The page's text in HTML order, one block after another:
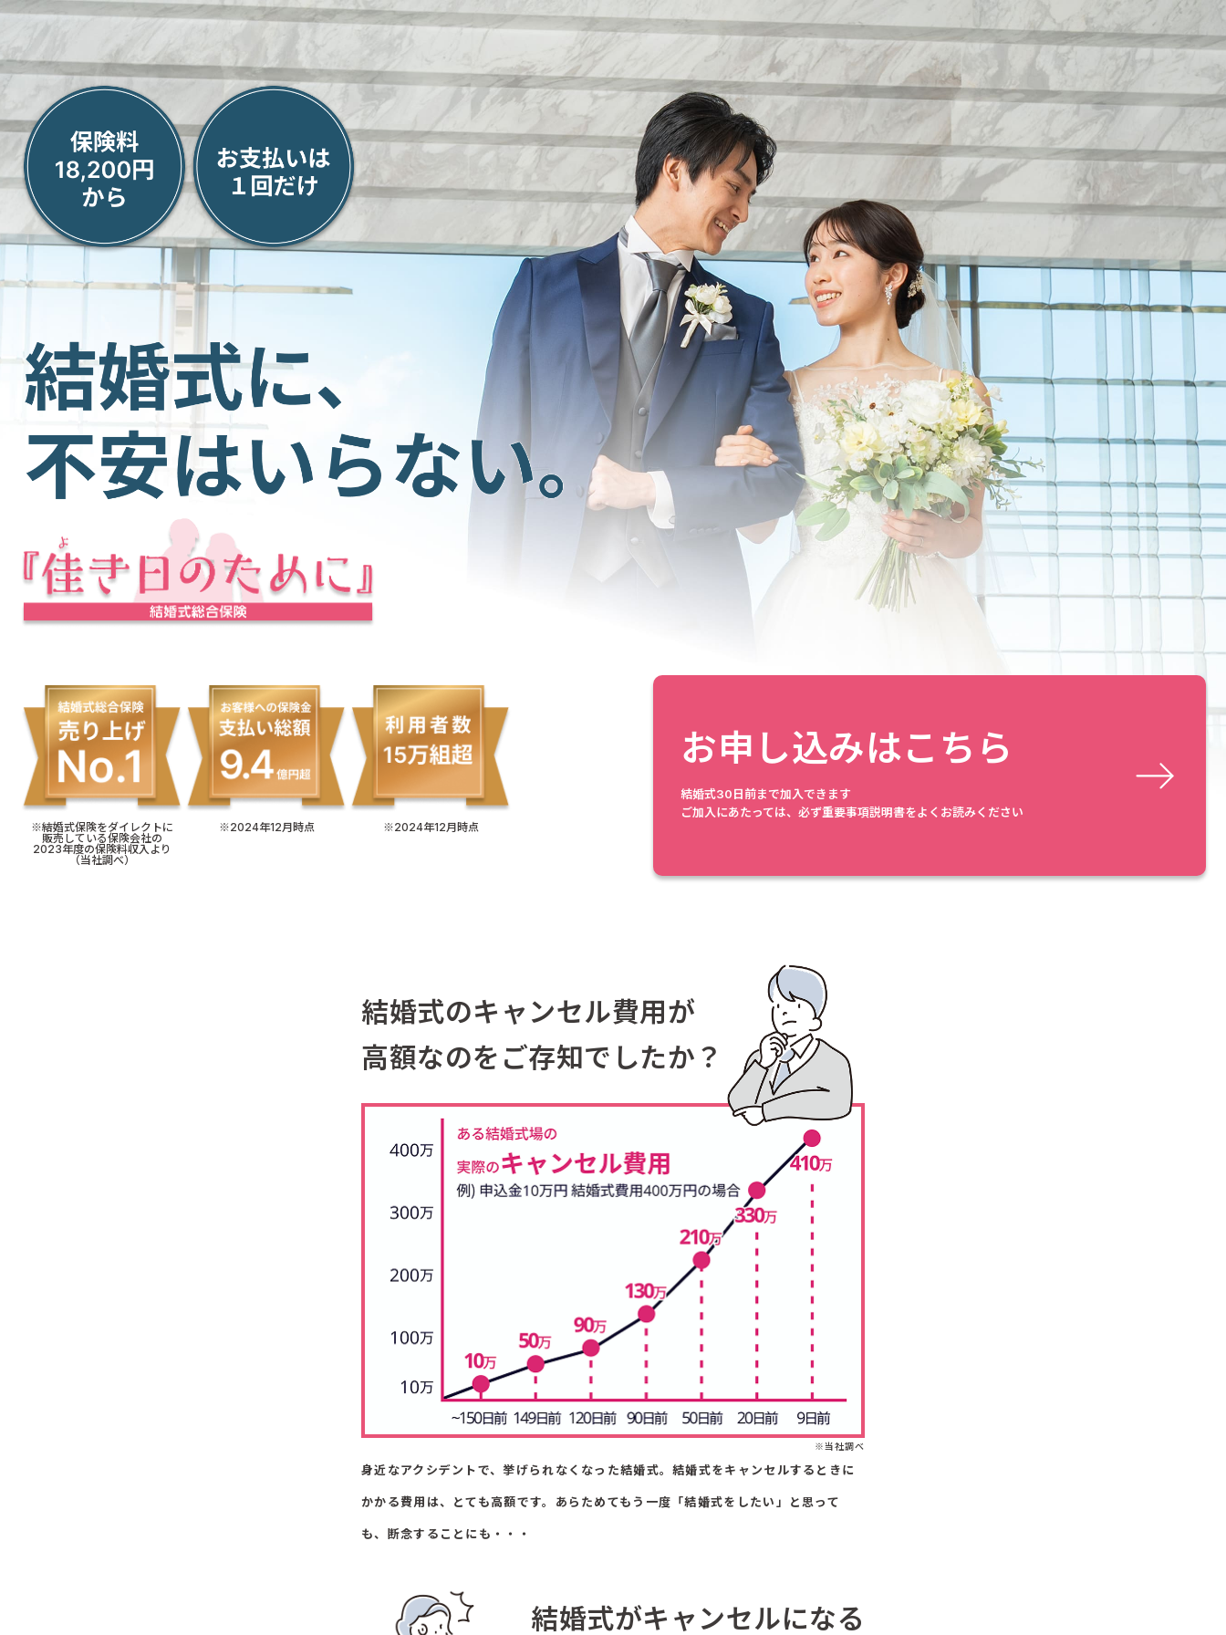
※結婚式保険をダイレクトに
販売している保険会社の
2023年度の保険料収入より
（当社調べ）
※2024年12月時点 ※2024年12月時点
お申し込みはこちら
結婚式30日前まで加入できます
ご加入にあたっては、必ず重要事項説明書をよくお読みください
結婚式のキャンセル費用が
高額なのをご存知でしたか？
※当社調べ
身近なアクシデントで、挙げられなくなった結婚式。結婚式をキャンセルするときに
かかる費用は、とても高額です。あらためてもう一度「結婚式をしたい」と思って
も、断念することにも・・・
結婚式がキャンセルになる